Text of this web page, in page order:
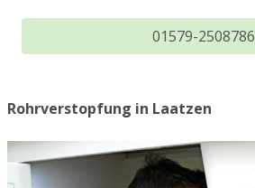
01579-2508786
Rohrverstopfung in Laatzen